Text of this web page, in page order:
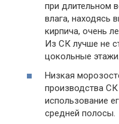
при длительном
влага, находясь
кирпича, очень
Из СК лучше не
цокольные этажи.
Низкая
производства
использование
средней полосы.